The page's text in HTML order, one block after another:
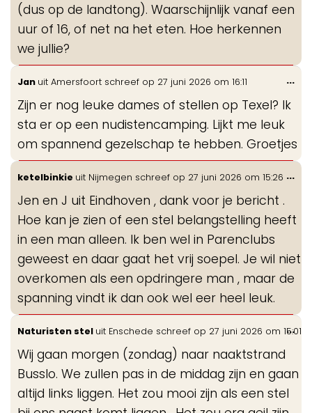
(dus op de landtong). Waarschijnlijk vanaf een
uur of 16, of net na het eten. Hoe herkennen
we jullie?
Jan uit Amersfoort schreef op 27 juni 2026 om 16:11
Zijn er nog leuke dames of stellen op Texel? Ik
sta er op een nudistencamping. Lijkt me leuk
om spannend gezelschap te hebben. Groetjes
...
ketelbinkie uit Nijmegen schreef op 27 juni 2026 om 15:26
Jen en J uit Eindhoven , dank voor je bericht .
Hoe kan je zien of een stel belangstelling heeft
in een man alleen. Ik ben wel in Parenclubs
geweest en daar gaat het vrij soepel. Je wil niet
overkomen als een opdringere man , maar de
spanning vindt ik dan ook wel eer heel leuk.
...
Naturisten stel uit Enschede schreef op 27 juni 2026 om 15:01
Wij gaan morgen (zondag) naar naaktstrand
Busslo. We zullen pas in de middag zijn en gaan
altijd links liggen. Het zou mooi zijn als een stel
...